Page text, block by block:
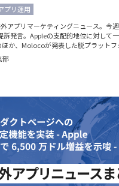
プリ運用
アプリマーケティングニュース。今
訴発言。Appleの支配的地位に対して
か、Molocoが発表した脱プラット
決済支援ベンダーの大型資金調達な
の記載は、特別な断りがない限りすべ
掲載基準について法的措置を示唆。
部